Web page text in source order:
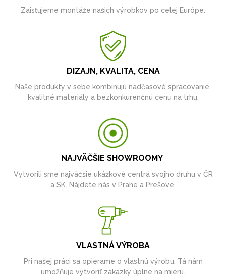
Zaisťujeme montáže našich výrobkov po celej Európe.
DIZAJN, KVALITA, CENA
Naše produkty v sebe kombinujú nadčasové spracovanie,
kvalitné materiály a bezkonkurenčnú cenu na trhu.
NAJVÄČŠIE SHOWROOMY
Vytvorili sme najväčšie ukážkové centrá svojho druhu v ČR
a SK. Nájdete nás v Prahe a Prešove.
VLASTNÁ VÝROBA
Pri našej práci sa opierame o vlastnú výrobu. Tá nám
umožňuje vytvoriť zákazky úplne na mieru.